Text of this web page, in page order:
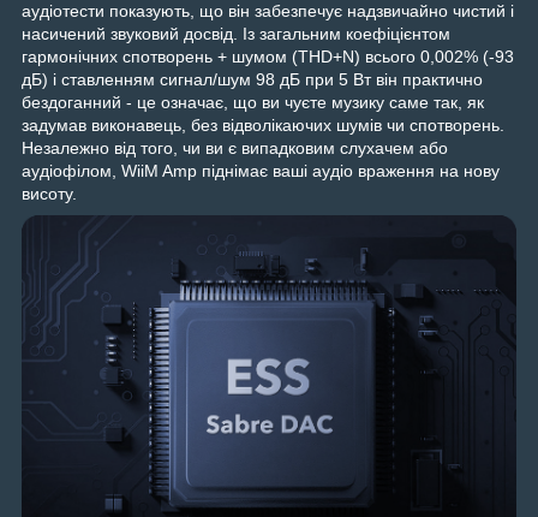
аудіотести показують, що він забезпечує надзвичайно чистий і
насичений звуковий досвід. Із загальним коефіцієнтом
гармонічних спотворень + шумом (THD+N) всього 0,002% (-93
дБ) і ставленням сигнал/шум 98 дБ при 5 Вт він практично
бездоганний - це означає, що ви чуєте музику саме так, як
задумав виконавець, без відволікаючих шумів чи спотворень.
Незалежно від того, чи ви є випадковим слухачем або
аудіофілом, WiiM Amp піднімає ваші аудіо враження на нову
висоту.